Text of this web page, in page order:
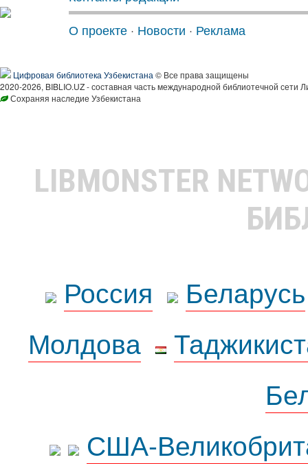
О проекте · Новости · Реклама
Цифровая библиотека Узбекистана © Все права защищены
2020-2026, BIBLIO.UZ - составная часть международной библиотечной сети
Сохраняя наследие Узбекистана
LIBMONSTER
Россия
Беларусь
Молдова
США-